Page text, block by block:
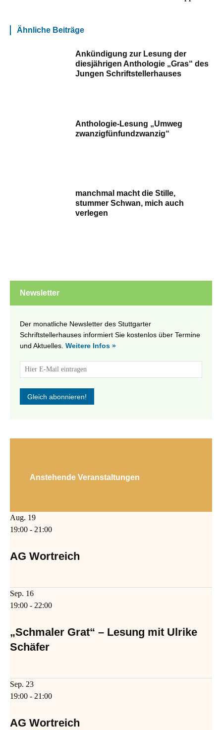
Ähnliche Beiträge
Ankündigung zur Lesung der
diesjährigen Anthologie „Gras“ des
Jungen Schriftstellerhauses
Anthologie-Lesung „Umweg
zwanzigfünfundzwanzig“
manchmal macht die Stille,
stummer Schwan, mich auch
verlegen
Newsletter
Der monatliche Newsletter des Stuttgarter
Schriftstellerhauses informiert Sie kostenlos über Termine
und Aktuelles. Weitere Infos »
Anstehende Veranstaltungen
Aug. 19
19:00 - 21:00
AG Wortreich
Sep. 16
19:00 - 22:00
„Schmaler Grat“ – Lesung mit Ulrike
Schäfer
Sep. 23
19:00 - 21:00
AG Wortreich